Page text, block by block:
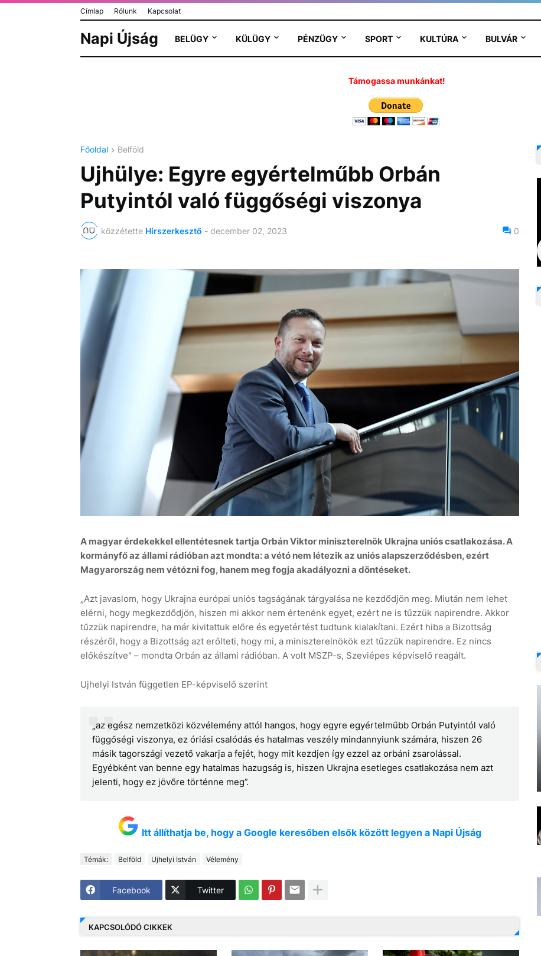
Címlap Rólunk Kapcsolat
Napi Újság BELÜGY KÜLÜGY PÉNZÜGY SPORT KULTÚRA BULVÁR
Támogassa munkánkat!
Főoldal Belföld
Ujhülye: Egyre egyértelműbb Orbán
Putyintól való függőségi viszonya
közzétette Hírszerkesztő - december 02, 2023 0
A magyar érdekekkel ellentétesnek tartja Orbán Viktor miniszterelnök Ukrajna uniós csatlakozása. A
kormányfő az állami rádióban azt mondta: a vétó nem létezik az uniós alapszerződésben, ezért
Magyarország nem vétózni fog, hanem meg fogja akadályozni a döntéseket.
„Azt javaslom, hogy Ukrajna európai uniós tagságának tárgyalása ne kezdődjön meg. Miután nem lehet
elérni, hogy megkezdődjön, hiszen mi akkor nem értenénk egyet, ezért ne is tűzzük napirendre. Akkor
tűzzük napirendre, ha már kivitattuk előre és egyetértést tudtunk kialakítani. Ezért hiba a Bizottság
részéről, hogy a Bizottság azt erőlteti, hogy mi, a miniszterelnökök ezt tűzzük napirendre. Ez nincs
előkészítve" – mondta Orbán az állami rádióban. A volt MSZP-s, Szeviépes képviselő reagált.
Ujhelyi István független EP-képviselő szerint
„az egész nemzetközi közvélemény attól hangos, hogy egyre egyértelműbb Orbán Putyintól való
függőségi viszonya, ez óriási csalódás és hatalmas veszély mindannyiunk számára, hiszen 26
másik tagországi vezető vakarja a fejét, hogy mit kezdjen így ezzel az orbáni zsarolással.
Egyébként van benne egy hatalmas hazugság is, hiszen Ukrajna esetleges csatlakozása nem azt
jelenti, hogy ez jövőre történne meg”.
Itt állíthatja be, hogy a Google keresőben elsők között legyen a Napi Újság
Témák: Belföld Ujhelyi István Vélemény
Facebook Twitter
KAPCSOLÓDÓ CIKKEK